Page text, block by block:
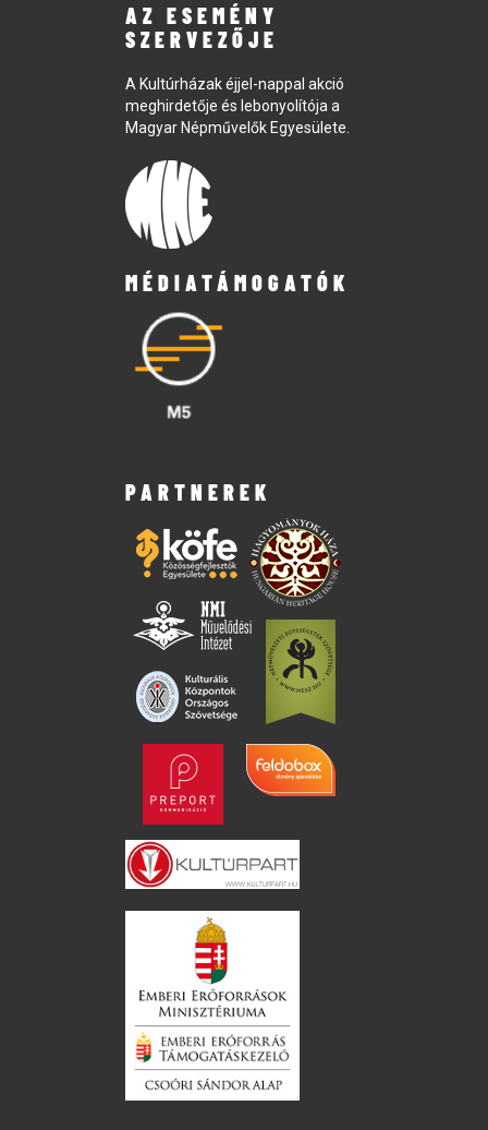
AZ ESEMÉNY
SZERVEZŐJE
A Kultúrházak éjjel-nappal akció
meghirdetője és lebonyolítója a
Magyar Népművelők Egyesülete.
MÉDIATÁMOGATÓK
PARTNEREK